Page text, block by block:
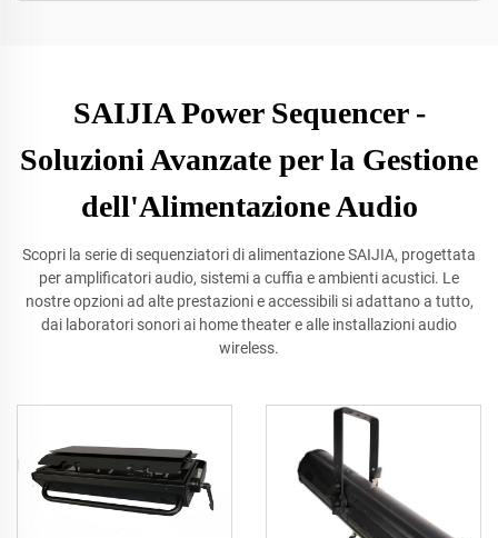
SAIJIA Power Sequencer -
Soluzioni Avanzate per la Gestione
dell'Alimentazione Audio
Scopri la serie di sequenziatori di alimentazione SAIJIA, progettata
per amplificatori audio, sistemi a cuffia e ambienti acustici. Le
nostre opzioni ad alte prestazioni e accessibili si adattano a tutto,
dai laboratori sonori ai home theater e alle installazioni audio
wireless.